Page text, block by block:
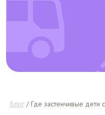
Блог / Где застенчивые дети